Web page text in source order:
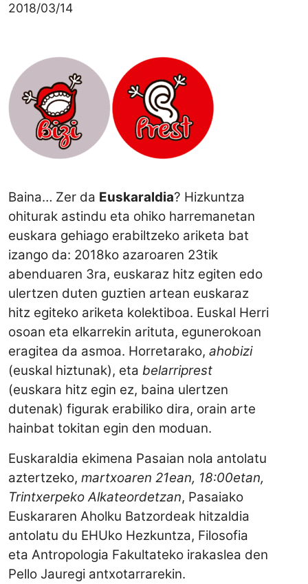
2018/03/14
Baina… Zer da Euskaraldia? Hizkuntza
ohiturak astindu eta ohiko harremanetan
euskara gehiago erabiltzeko ariketa bat
izango da: 2018ko azaroaren 23tik
abenduaren 3ra, euskaraz hitz egiten edo
ulertzen duten guztien artean euskaraz
hitz egiteko ariketa kolektiboa. Euskal Herri
osoan eta elkarrekin arituta, egunerokoan
eragitea da asmoa. Horretarako, ahobizi
(euskal hiztunak), eta belarriprest
(euskara hitz egin ez, baina ulertzen
dutenak) figurak erabiliko dira, orain arte
hainbat tokitan egin den moduan.
Euskaraldia ekimena Pasaian nola antolatu
aztertzeko, martxoaren 21ean, 18:00etan,
Trintxerpeko Alkateordetzan, Pasaiako
Euskararen Aholku Batzordeak hitzaldia
antolatu du EHUko Hezkuntza, Filosofia
eta Antropologia Fakultateko irakaslea den
Pello Jauregi antxotarrarekin.